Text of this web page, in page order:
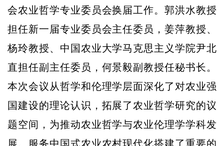
会农业哲学专业委员会换届工作。郭洪水教授
担任新一届专业委员会主任委员，姜萍教授、
杨玲教授、中国农业大学马克思主义学院尹北
直担任副主任委员，何景毅副教授任秘书长。
本次会议从哲学和伦理学层面深化了对农业强
国建设的理论认识，拓展了农业哲学研究的议
题空间，为推动农业哲学与农业伦理学学科发
展、服务中国式农业农村现代化搭建了重要的